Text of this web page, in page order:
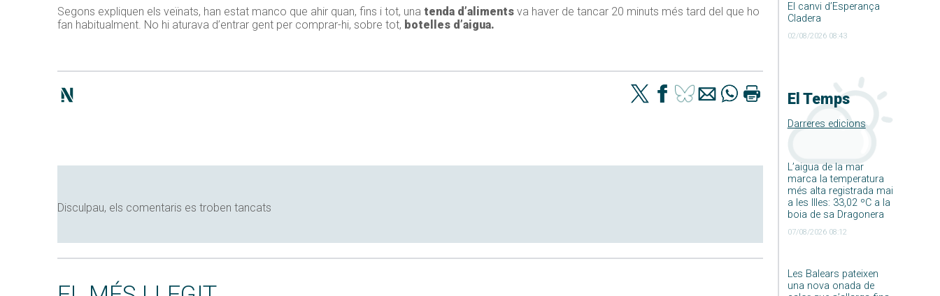
El canvi d’Esperança
Cladera
02/08/2026 08:43
El Temps
Darreres edicions
L’aigua de la mar
marca la temperatura
més alta registrada mai
a les Illes: 33,02 ºC a la
boia de sa Dragonera
07/08/2026 08:12
Les Balears pateixen
una nova onada de
Segons expliquen els veïnats, han estat manco que ahir quan, fins i tot, una tenda d’aliments va haver de tancar 20 minuts més tard del que ho
fan habitualment. No hi aturava d’entrar gent per comprar-hi, sobre tot, botelles d’aigua.
Disculpau, els comentaris es troben tancats